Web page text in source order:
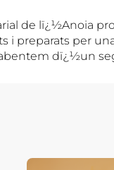
de lï¿½Anoia
i preparats per
dï¿½un